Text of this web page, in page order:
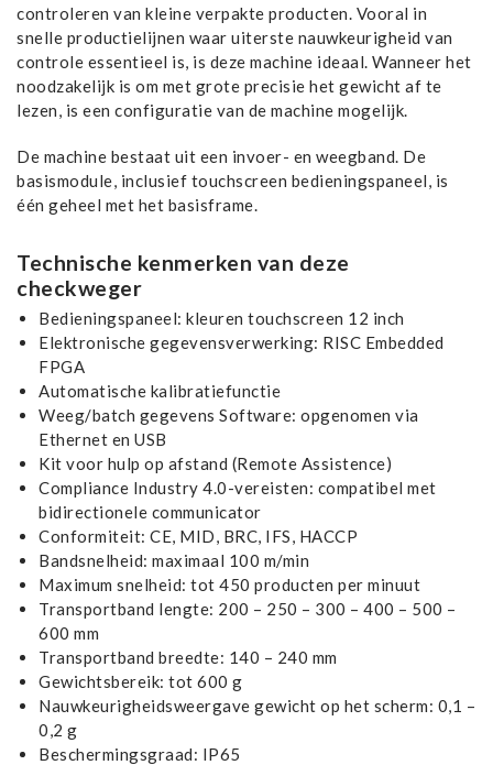
controleren van kleine verpakte producten. Vooral in
snelle productielijnen waar uiterste nauwkeurigheid van
controle essentieel is, is deze machine ideaal. Wanneer het
noodzakelijk is om met grote precisie het gewicht af te
lezen, is een configuratie van de machine mogelijk.
De machine bestaat uit een invoer- en weegband. De
basismodule, inclusief touchscreen bedieningspaneel, is
één geheel met het basisframe.
Technische kenmerken van deze
checkweger
Bedieningspaneel: kleuren touchscreen 12 inch
Elektronische gegevensverwerking: RISC Embedded
FPGA
Automatische kalibratiefunctie
Weeg/batch gegevens Software: opgenomen via
Ethernet en USB
Kit voor hulp op afstand (Remote Assistence)
Compliance Industry 4.0-vereisten: compatibel met
bidirectionele communicator
Conformiteit: CE, MID, BRC, IFS, HACCP
Bandsnelheid: maximaal 100 m/min
Maximum snelheid: tot 450 producten per minuut
Transportband lengte: 200 – 250 – 300 – 400 – 500 –
600 mm
Transportband breedte: 140 – 240 mm
Gewichtsbereik: tot 600 g
Nauwkeurigheidsweergave gewicht op het scherm: 0,1 –
0,2 g
Beschermingsgraad: IP65